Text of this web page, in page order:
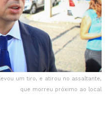
um tiro, e atirou no assaltante,
que morreu próximo ao local